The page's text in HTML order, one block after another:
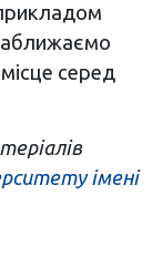
серед
імені